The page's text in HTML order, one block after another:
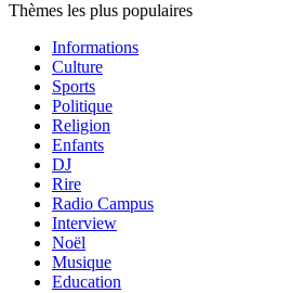
Thèmes les plus populaires
Informations
Culture
Sports
Politique
Religion
Enfants
DJ
Rire
Radio Campus
Interview
Noël
Musique
Education